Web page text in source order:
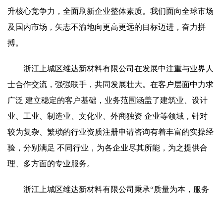
升核心竞争力，全面刷新企业整体素质。我们面向全球市场
及国内市场，矢志不渝地向更高更远的目标迈进，奋力拼
搏。
浙江上城区维达新材料有限公司在发展中注重与业界人
士合作交流，强强联手，共同发展壮大。在客户层面中力求
广泛 建立稳定的客户基础，业务范围涵盖了建筑业、设计
业、工业、制造业、文化业、外商独资 企业等领域，针对
较为复杂、繁琐的行业资质注册申请咨询有着丰富的实操经
验，分别满足 不同行业，为各企业尽其所能，为之提供合
理、多方面的专业服务。
浙江上城区维达新材料有限公司秉承“质量为本，服务